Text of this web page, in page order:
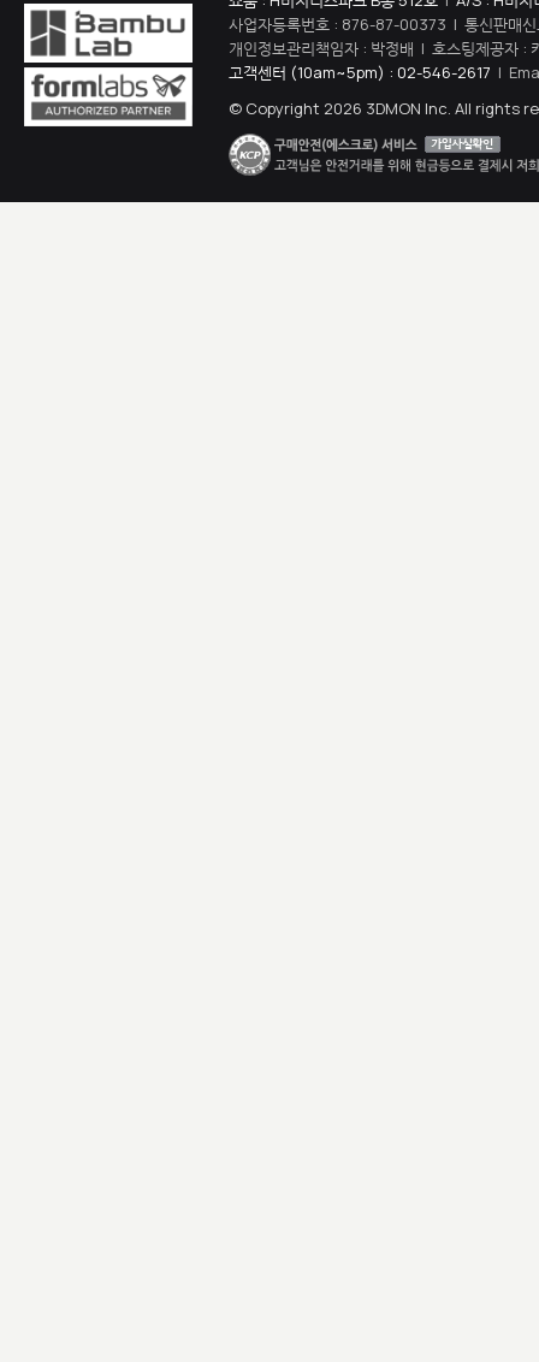
사업자등록번호 : 876-87-00373 | 통신판매
개인정보관리책임자 : 박정배 | 호스팅제공자 :
고객센터 (10am~5pm) : 02-546-2617 |
© Copyright 2026 3DMON Inc. All rights